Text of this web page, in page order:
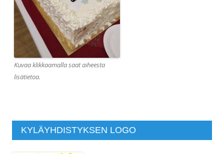
Kuvaa klikkaamalla saat aiheesta
lisätietoa.
KYLÄYHDISTYKSEN LOGO